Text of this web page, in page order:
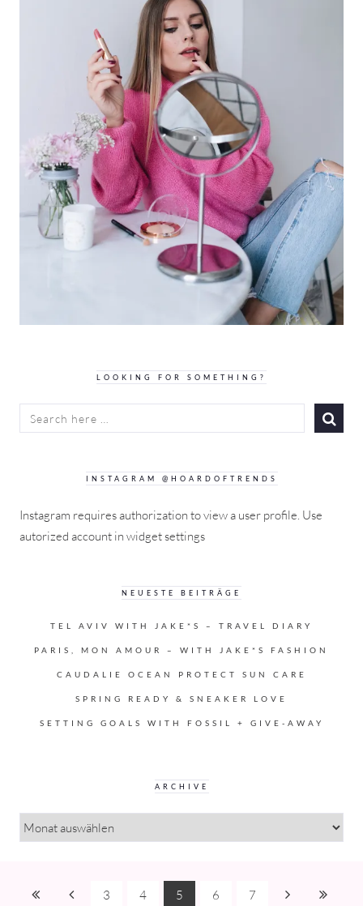
LOOKING FOR SOMETHING?
INSTAGRAM @HOARDOFTRENDS
Instagram requires authorization to view a user profile. Use
autorized account in widget settings
NEUESTE BEITRÄGE
TEL AVIV WITH JAKE*S – TRAVEL DIARY
PARIS, MON AMOUR – WITH JAKE*S FASHION
CAUDALIE OCEAN PROTECT SUN CARE
SPRING READY & SNEAKER LOVE
SETTING GOALS WITH FOSSIL + GIVE-AWAY
ARCHIVE
3 4 5 6 7